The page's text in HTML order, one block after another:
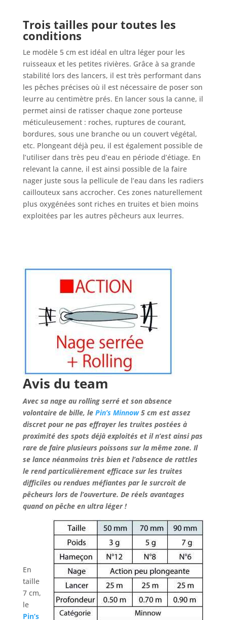
Trois tailles pour toutes les
conditions
Le modèle 5 cm est idéal en ultra léger pour les
ruisseaux et les petites rivières. Grâce à sa grande
stabilité lors des lancers, il est très performant dans
les pêches précises où il est nécessaire de poser son
leurre au centimètre prés. En lancer sous la canne, il
permet ainsi de ratisser chaque zone porteuse
méticuleusement : roches, ruptures de courant,
bordures, sous une branche ou un couvert végétal,
etc. Plongeant déjà peu, il est également possible de
l’utiliser dans très peu d’eau en période d’étiage. En
relevant la canne, il est ainsi possible de la faire
nager juste sous la pellicule de l’eau dans les radiers
caillouteux sans accrocher. Ces zones naturellement
plus oxygénées sont riches en truites et bien moins
exploitées par les autres pêcheurs aux leurres.
Avis du team
Avec sa nage au rolling serré et son absence
volontaire de bille, le Pin’s Minnow5 cm est assez
discret pour ne pas effrayer les truites postées à
proximité des spots déjà exploités et il n’est ainsi pas
rare de faire plusieurs poissons sur la même zone. Il
se lance néanmoins très bien et l’absence de rattles
le rend particulièrement efficace sur les truites
difficiles ou rendues méfiantes par le surcroit de
pêcheurs lors de l’ouverture. De réels avantages
quand on pêche en ultra léger !
En
taille
7 cm,
le
Pin’s